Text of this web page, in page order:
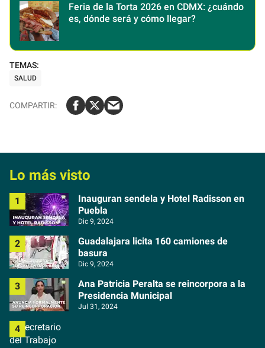
Feria de la Torta 2026 en CDMX: ¿cuándo
es, dónde será y cómo llegar?
SALUD
Lo más visto
Inauguran sendela y Hotel Radisson en
Puebla
Dic 9, 2024
Guadalajara licita 160 camiones de
basura
Dic 9, 2024
Ana Patricia Peralta se reincorpora a la
Presidencia Municipal
Jul 31, 2024